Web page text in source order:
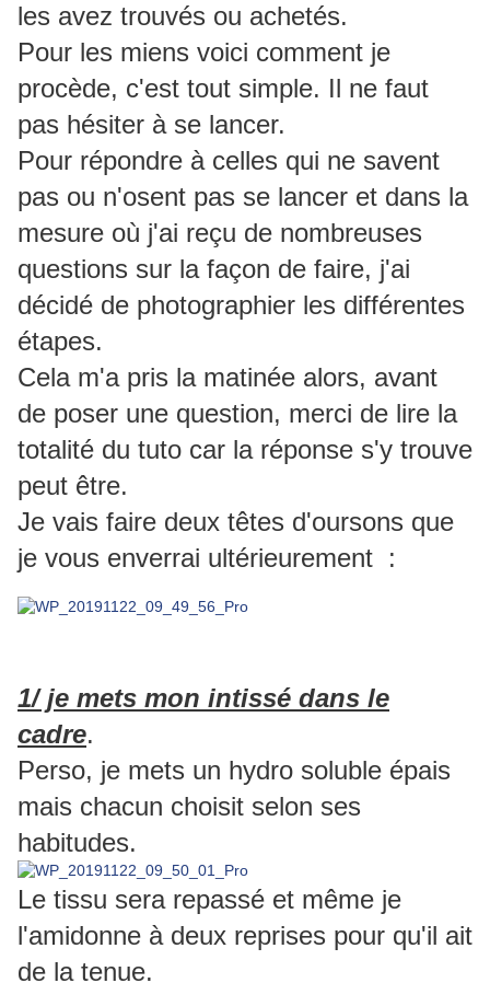
les avez trouvés ou achetés.
Pour les miens voici comment je
procède, c'est tout simple. Il ne faut
pas hésiter à se lancer.
Pour répondre à celles qui ne savent
pas ou n'osent pas se lancer et dans la
mesure où j'ai reçu de nombreuses
questions sur la façon de faire, j'ai
décidé de photographier les différentes
étapes.
Cela m'a pris la matinée alors, avant
de poser une question, merci de lire la
totalité du tuto car la réponse s'y trouve
peut être.
Je vais faire deux têtes d'oursons que
je vous enverrai ultérieurement :
1/je mets mon intissé dans le
cadre.
Perso, je mets un hydro soluble épais
mais chacun choisit selon ses
habitudes.
Le tissu sera repassé et même je
l'amidonne à deux reprises pour qu'il ait
de la tenue.